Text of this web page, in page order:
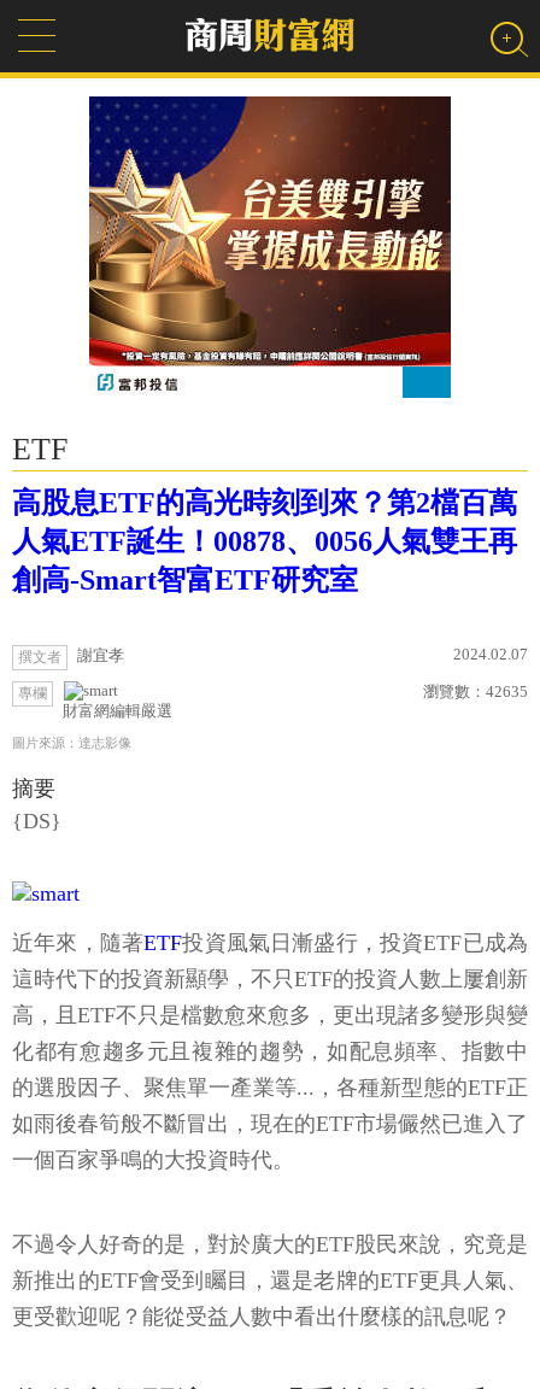
ETF
高股息ETF的高光時刻到來？第2檔百萬
人氣ETF誕生！00878、0056人氣雙王再
創高-Smart智富ETF研究室
撰文者 謝宜孝 2024.02.07
專欄
財富網編輯嚴選
瀏覽數： 42635
圖片來源：達志影像
摘要
{DS}
近年來，隨著ETF投資風氣日漸盛行，投資ETF已成為
這時代下的投資新顯學，不只ETF的投資人數上屢創新
高，且ETF不只是檔數愈來愈多，更出現諸多變形與變
化都有愈趨多元且複雜的趨勢，如配息頻率、指數中
的選股因子、聚焦單一產業等...，各種新型態的ETF正
如雨後春筍般不斷冒出，現在的ETF市場儼然已進入了
一個百家爭鳴的大投資時代。
不過令人好奇的是，對於廣大的ETF股民來說，究竟是
新推出的ETF會受到矚目，還是老牌的ETF更具人氣、
更受歡迎呢？能從受益人數中看出什麼樣的訊息呢？